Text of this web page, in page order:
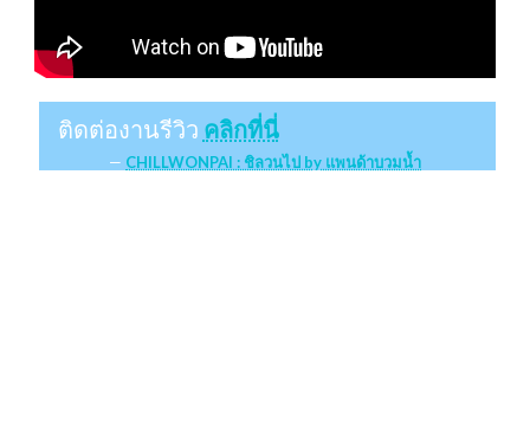
ติดต่องานรีวิว คลิกที่นี่
CHILLWONPAI : ชิลวนไป by แพนด้าบวมน้ำ